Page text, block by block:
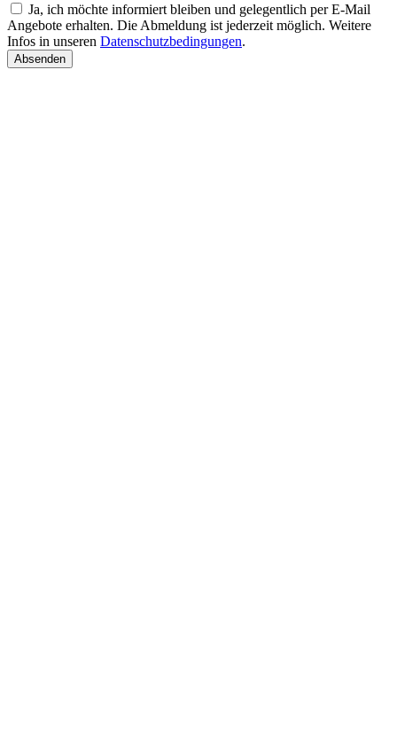
Ja, ich möchte informiert bleiben und gelegentlich per E-Mail
Angebote erhalten. Die Abmeldung ist jederzeit möglich. Weitere
Infos in unseren Datenschutzbedingungen.
Absenden